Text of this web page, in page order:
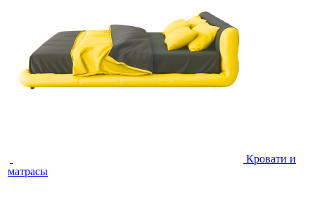
Кровати и
матрасы